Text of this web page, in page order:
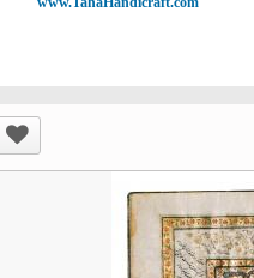
Muslim ibn Aqil (P)
Prophet Muhammad (P)
Fátima Zahra (P)